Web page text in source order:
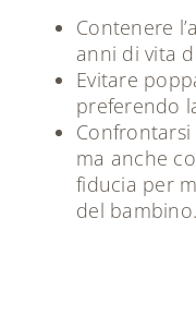
Contenere
anni di vita
Evitare
preferendo
ma anche
fiducia per
del bambino.